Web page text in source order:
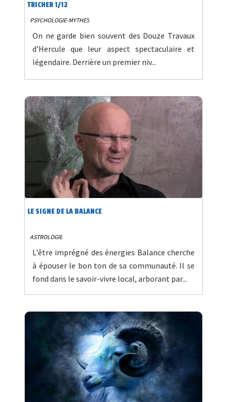
TRICHER 1/12
PSYCHOLOGIE-MYTHES
On ne garde bien souvent des Douze Travaux
d’Hercule que leur aspect spectaculaire et
légendaire. Derrière un premier niv...
LE SIGNE DE LA BALANCE
ASTROLOGIE
L'être imprégné des énergies Balance cherche
à épouser le bon ton de sa communauté. Il se
fond dans le savoir-vivre local, arborant par...